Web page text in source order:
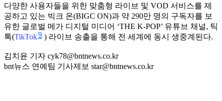
다양한 사용자들을 위한 맞춤형 라이브 및 VOD 서비스를 제
공하고 있는 빅크 온(BIGC ON)과 약 290만 명의 구독자를 보
유한 글로벌 메가 디지털 미디어 ‘THE K-POP’ 유튜브 채널, 틱
톡(TikTok ) 라이브 송출을 통해 전 세계에 동시 생중계된다.
김치윤 기자 cyk78@bntnews.co.kr
bnt뉴스 연예팀 기사제보 star@bntnews.co.kr